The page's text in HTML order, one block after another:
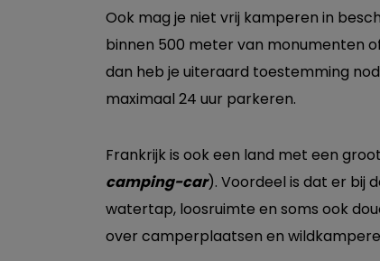
Ook mag je niet vrij kamperen in
binnen 500 meter van monumenten
dan heb je uiteraard toestemming
maximaal 24 uur parkeren.
Frankrijk is ook een land met een
camping-car). Voordeel is dat er bij
watertap, loosruimte en soms ook
over camperplaatsen en